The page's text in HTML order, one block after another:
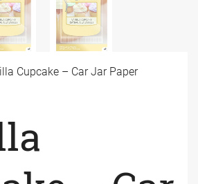
Cupcake – Car Jar Paper